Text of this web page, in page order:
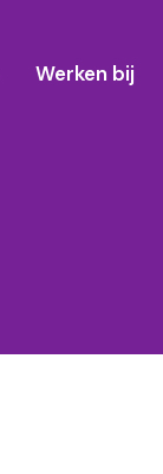
Werken bij